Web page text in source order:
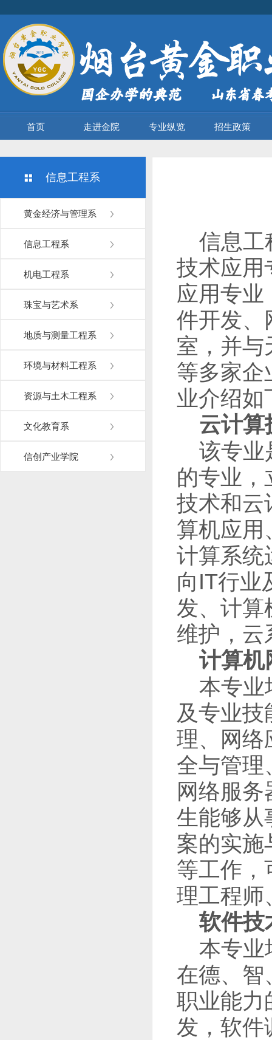
首页 走进金院 专业纵览 招生政策
信息工程系
黄金经济与管理系
信息工程系
机电工程系
珠宝与艺术系
地质与测量工程系
环境与材料工程系
资源与土木工程系
文化教育系
信创产业学院
信息工
技术应用
应用专业
件开发、
室，并与
等多家企
业介绍如
云计算
该专业
的专业，
技术和云
算机应用
计算系统
向IT行业
发、计算
维护，云
计算机
本专业
及专业
理、网络
全与管理
网络服
生能够从
案的实施
等工作，
理工程师
软件技
本专业
在德、智
职业能力
发，软件